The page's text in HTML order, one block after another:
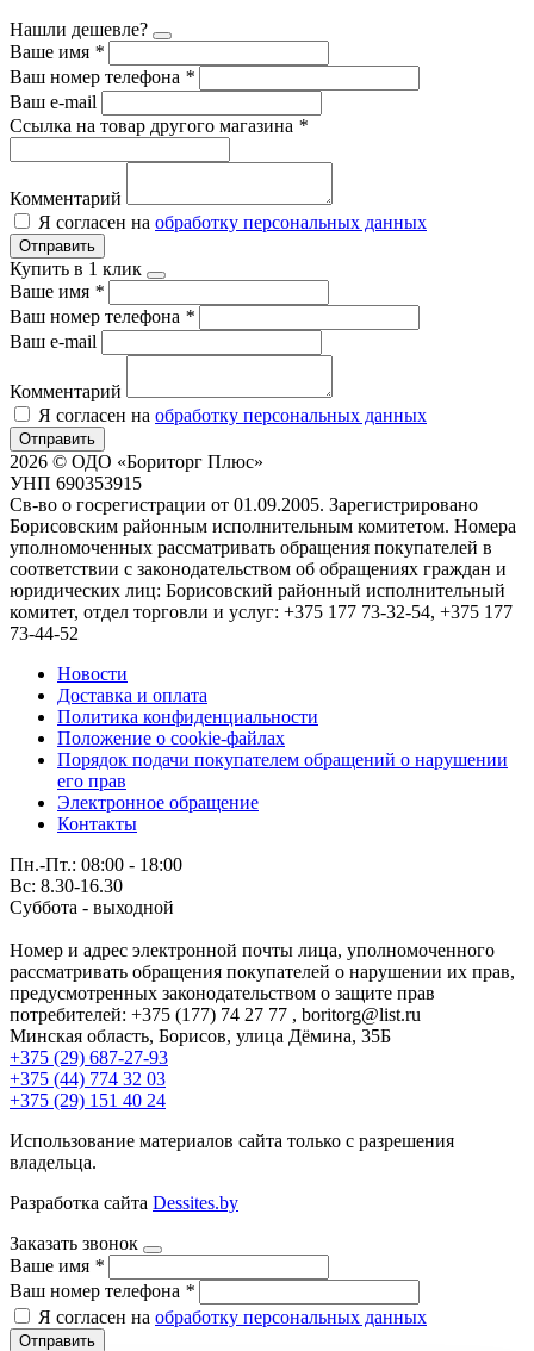
Нашли дешевле?
Ваше имя *
Ваш номер телефона *
Ваш e-mail
Ссылка на товар другого магазина *
Комментарий
Я согласен на обработку персональных данных
Отправить
Купить в 1 клик
Ваше имя *
Ваш номер телефона *
Ваш e-mail
Комментарий
Я согласен на обработку персональных данных
Отправить
2026 © ОДО «Бориторг Плюс»
УНП 690353915
Св-во о госрегистрации от 01.09.2005. Зарегистрировано
Борисовским районным исполнительным комитетом. Номера
уполномоченных рассматривать обращения покупателей в
соответствии с законодательством об обращениях граждан и
юридических лиц: Борисовский районный исполнительный
комитет, отдел торговли и услуг: +375 177 73-32-54, +375 177
73-44-52
Новости
Доставка и оплата
Политика конфиденциальности
Положение о cookie-файлах
Порядок подачи покупателем обращений о нарушении
его прав
Электронное обращение
Контакты
Пн.-Пт.: 08:00 - 18:00
Вс: 8.30-16.30
Суббота - выходной
Номер и адрес электронной почты лица, уполномоченного
рассматривать обращения покупателей о нарушении их прав,
предусмотренных законодательством о защите прав
потребителей: +375 (177) 74 27 77 , boritorg@list.ru
Минская область, Борисов, улица Дёмина, 35Б
+375 (29) 687-27-93
+375 (44) 774 32 03
+375 (29) 151 40 24
Использование материалов сайта только с разрешения
владельца.
Разработка сайта Dessites.by
Заказать звонок
Ваше имя *
Ваш номер телефона *
Я согласен на обработку персональных данных
Отправить